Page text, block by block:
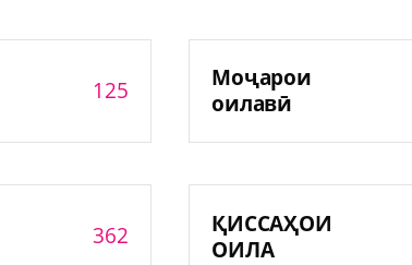
125
Моҷарои
оилавӣ
362
ҚИССАҲОИ
ОИЛА